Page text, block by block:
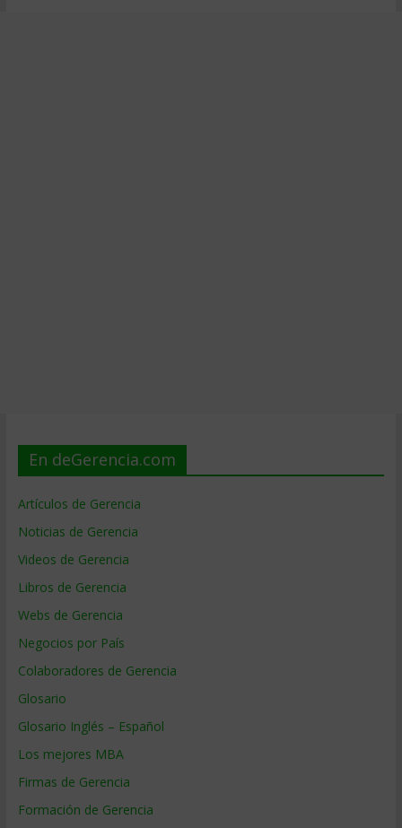
En deGerencia.com
Artículos de Gerencia
Noticias de Gerencia
Videos de Gerencia
Libros de Gerencia
Webs de Gerencia
Negocios por País
Colaboradores de Gerencia
Glosario
Glosario Inglés – Español
Los mejores MBA
Firmas de Gerencia
Formación de Gerencia